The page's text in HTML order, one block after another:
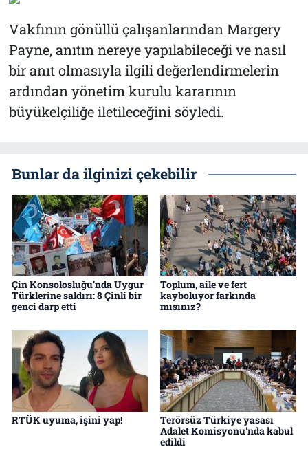
Vakfının gönüllü çalışanlarından Margery
Payne, anıtın nereye yapılabileceği ve nasıl
bir anıt olmasıyla ilgili değerlendirmelerin
ardından yönetim kurulu kararının
büyükelçiliğe iletileceğini söyledi.
Bunlar da ilginizi çekebilir
Çin Konsolosluğu’nda Uygur
Türklerine saldırı: 8 Çinli bir
genci darp etti
Toplum, aile ve fert
kayboluyor farkında
mısınız?
RTÜK uyuma, işini yap!
Terörsüz Türkiye yasası
Adalet Komisyonu'nda kabul
edildi